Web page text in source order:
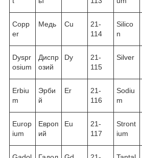
Copp
er
Медь Cu
21-
114
Silico
n
Dyspr
osium
Диспр
озий
Dy
21-
115
Silver
Erbiu
m
Эрби
й
Er
21-
116
Sodiu
m
Europ
ium
Европ
ий
Eu
21-
117
Stront
ium